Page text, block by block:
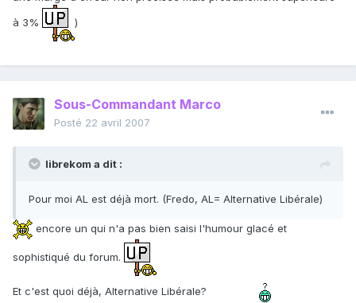
à 3%
)
Sous-Commandant Marco
Posté 22 avril 2007
librekom a dit :
Pour moi AL est déjà mort. (Fredo, AL= Alternative Libérale)
encore un qui n'a pas bien saisi l'humour glacé et
sophistiqué du forum.
Et c'est quoi déjà, Alternative Libérale?